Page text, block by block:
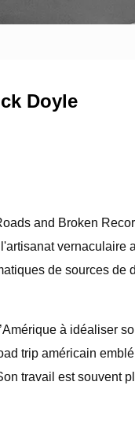
Doyle
and Broken
vernaculaire
de sources de
à idéaliser
trip américain
travail est souvent